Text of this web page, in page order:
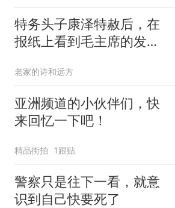
特务头子康泽特赦后，在
报纸上看到毛主席的发
老家的诗和远方
亚洲频道的小伙伴们，快
来回忆一下吧！
精品街拍 1跟贴
警察只是往下一看，就意
识到自己快要死了